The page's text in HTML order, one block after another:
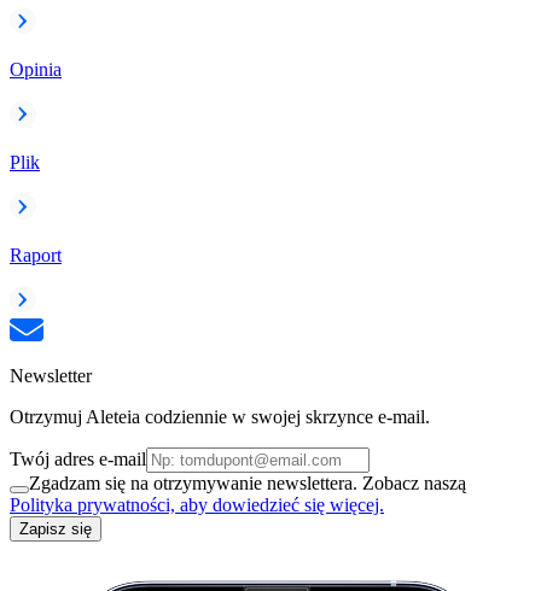
Opinia
Plik
Raport
Newsletter
Otrzymuj Aleteia codziennie w swojej skrzynce e-mail.
Twój adres e-mail
Zgadzam się na otrzymywanie newslettera. Zobacz naszą
Polityka prywatności, aby dowiedzieć się więcej.
Zapisz się